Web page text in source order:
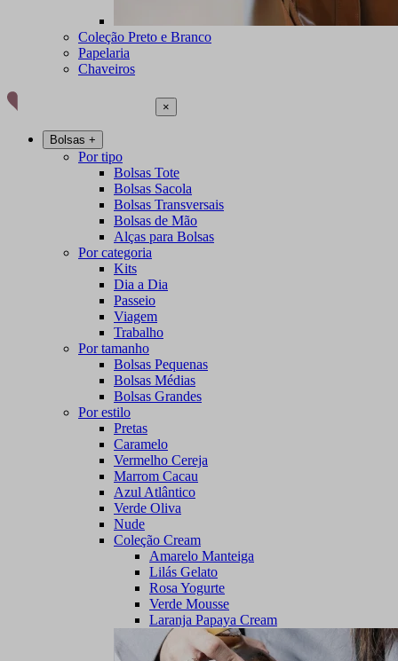
Coleção Preto e Branco
Papelaria
Chaveiros
×
Bolsas +
Por tipo
Bolsas Tote
Bolsas Sacola
Bolsas Transversais
Bolsas de Mão
Alças para Bolsas
Por categoria
Kits
Dia a Dia
Passeio
Viagem
Trabalho
Por tamanho
Bolsas Pequenas
Bolsas Médias
Bolsas Grandes
Por estilo
Pretas
Caramelo
Vermelho Cereja
Marrom Cacau
Azul Atlântico
Verde Oliva
Nude
Coleção Cream
Amarelo Manteiga
Lilás Gelato
Rosa Yogurte
Verde Mousse
Laranja Papaya Cream